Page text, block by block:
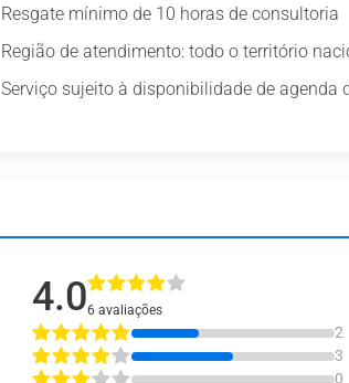
Resgate mínimo de 10 horas de consultoria
Região de atendimento: todo o território
Serviço sujeito à disponibilidade de agenda
4.06 avaliações
2
3
0